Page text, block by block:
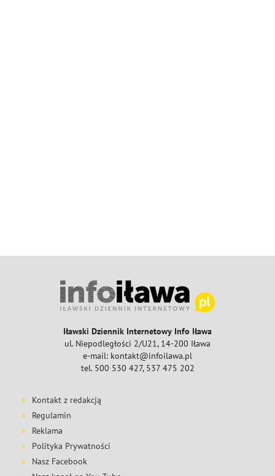
Iławski Dziennik Internetowy Info Iława
ul. Niepodległości 2/U21, 14-200 Iława
e-mail: kontakt@infoilawa.pl
tel. 500 530 427, 537 475 202
Kontakt z redakcją
Regulamin
Reklama
Polityka Prywatności
Nasz Facebook